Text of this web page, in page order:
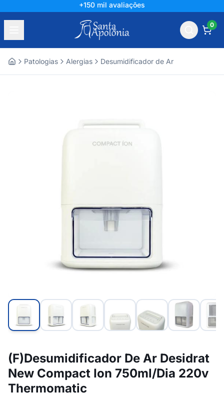
+150 mil avaliações
0
Patologias Alergias Desumidificador de Ar
(F)Desumidificador De Ar Desidrat
New Compact Ion 750ml/Dia 220v
Thermomatic